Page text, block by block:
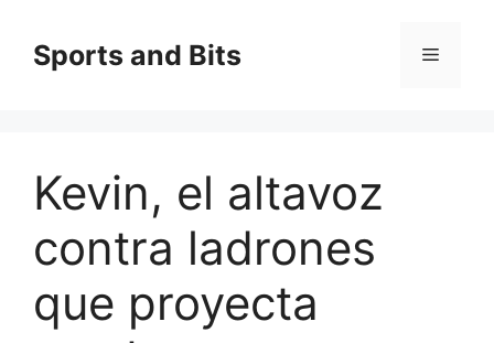
contenido
Sports and Bits Menú
Kevin, el altavoz
contra ladrones
que proyecta